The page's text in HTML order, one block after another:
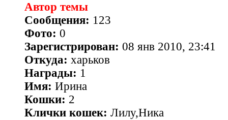
Автор темы
Сообщения: 123
Фото: 0
Зарегистрирован: 08 янв 2010, 23:41
Откуда: харьков
Награды: 1
Имя: Ирина
Кошки: 2
Клички кошек: Лилу,Ника